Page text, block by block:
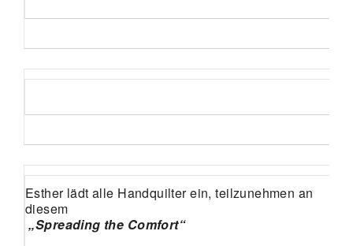
Esther lädt alle Handquilter ein, teilzunehmen an
diesem
„Spreading the Comfort“